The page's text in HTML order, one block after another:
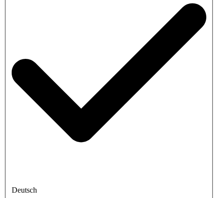
Deutsch